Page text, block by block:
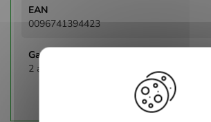
d'infos
0096741394423
2 ans